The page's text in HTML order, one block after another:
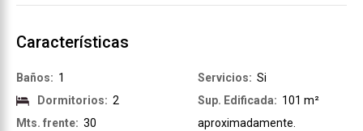
Características
Baños: 1
Dormitorios: 2
Mts. frente: 30
Servicios: Si
Sup. Edificada: 101 m²
aproximadamente.